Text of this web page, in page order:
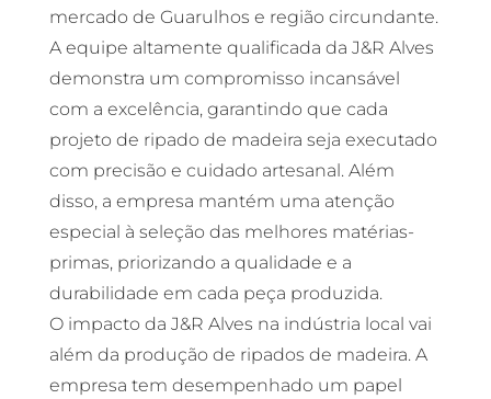
mercado de Guarulhos e região circundante.
A equipe altamente qualificada da J&R Alves
demonstra um compromisso incansável
com a excelência, garantindo que cada
projeto de ripado de madeira seja executado
com precisão e cuidado artesanal. Além
disso, a empresa mantém uma atenção
especial à seleção das melhores matérias-
primas, priorizando a qualidade e a
durabilidade em cada peça produzida.
O impacto da J&R Alves na indústria local vai
além da produção de ripados de madeira. A
empresa tem desempenhado um papel